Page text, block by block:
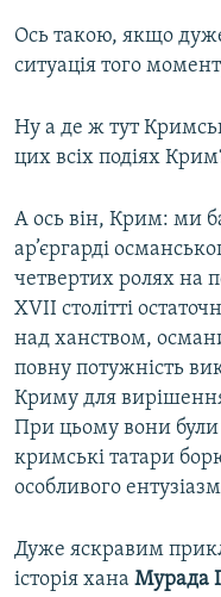
Ось такою, якщо
ситуація того
Ну а де ж тут
цих всіх подіях
А ось він, Крим: ми
ар’єргарді
четвертих ролях на
XVII столітті
над ханством,
повну потужність
Криму для
При цьому вони
кримські татари
особливого
Дуже яскравим
історія хана Мурада